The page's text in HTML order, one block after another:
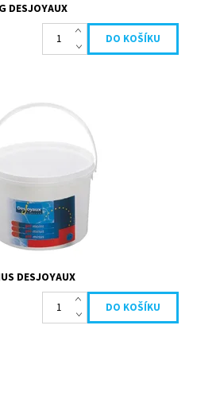
DESJOYAUX
Ideální hodnota pH je mezi 7,2 a
DESJOYAUX